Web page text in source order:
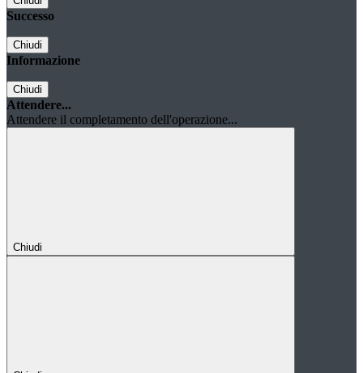
Successo
Chiudi
Informazione
Chiudi
Attendere...
Attendere il completamento dell'operazione...
Chiudi